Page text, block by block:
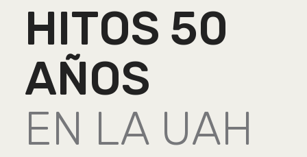
HITOS 50
AÑOS
EN LA UAH